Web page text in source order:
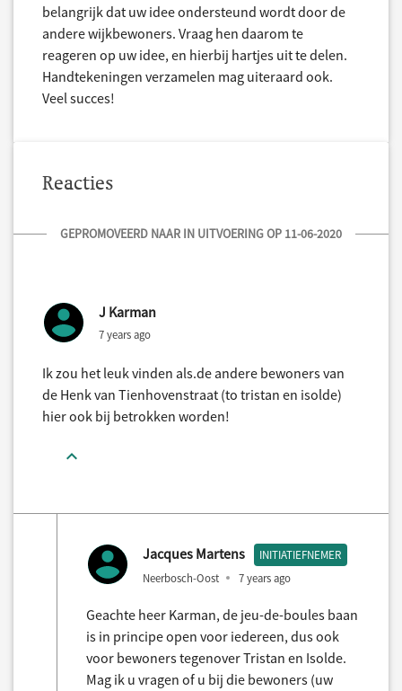
belangrijk dat uw idee ondersteund wordt door de
andere wijkbewoners. Vraag hen daarom te
reageren op uw idee, en hierbij hartjes uit te delen.
Handtekeningen verzamelen mag uiteraard ook.
Veel succes!
Reacties
GEPROMOVEERD NAAR IN UITVOERING OP 11-06-2020
J Karman
7 years ago
Ik zou het leuk vinden als.de andere bewoners van
de Henk van Tienhovenstraat (to tristan en isolde)
hier ook bij betrokken worden!
Jacques Martens INITIATIEFNEMER
Neerbosch-Oost 7 years ago
Geachte heer Karman, de jeu-de-boules baan
is in principe open voor iedereen, dus ook
voor bewoners tegenover Tristan en Isolde.
Mag ik u vragen of u bij die bewoners (uw